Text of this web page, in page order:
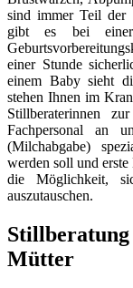
sind immer Teil der
gibt es bei
einer Stunde
einem Baby sieht
stehen Ihnen im
Stillberaterinnen
Fachpersonal an
(Milchabgabe)
werden soll und
die Möglichkeit,
auszutauschen.
Mütter